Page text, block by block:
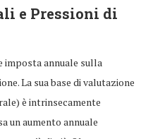
e Pressioni di
imposta annuale sulla
La sua base di valutazione
è intrinsecamente
un aumento annuale